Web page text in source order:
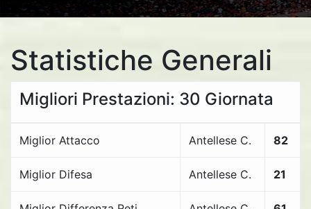
Statistiche Generali
Migliori Prestazioni: 30 Giornata
Miglior Attacco Antellese C. 82
Miglior Difesa Antellese C. 21